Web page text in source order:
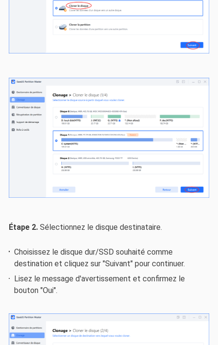
Étape 2. Sélectionnez le disque destinataire.
Choisissez le disque dur/SSD souhaité comme
destination et cliquez sur "Suivant" pour continuer.
Lisez le message d'avertissement et confirmez le
bouton "Oui".